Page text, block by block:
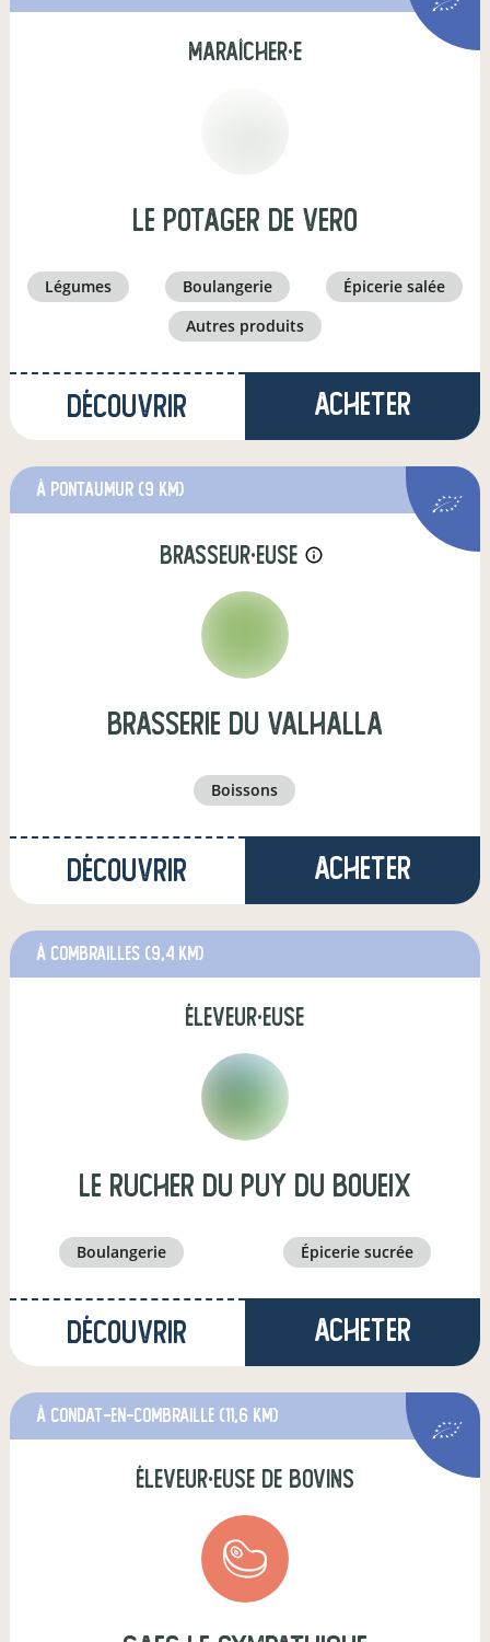
maraîcher·e
Le potager de vero
légumes boulangerie
épicerie salée
autres produits
Découvrir Acheter
à Pontaumur (9 km)
brasseur·euse info_outline
brasserie du valhalla
boissons
Découvrir Acheter
à Combrailles (9,4 km)
éleveur·euse
Le Rucher du Puy du Boueix
boulangerie épicerie sucrée
Découvrir Acheter
à Condat-en-Combraille (11,6 km)
éleveur·euse de bovins